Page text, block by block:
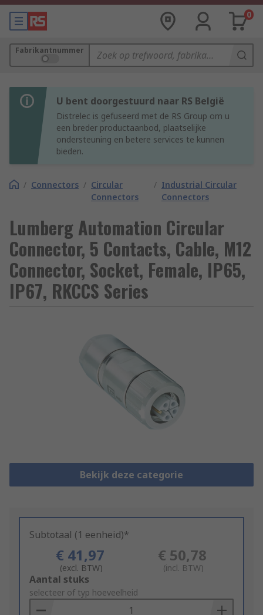
0
Fabrikantnummer
U bent doorgestuurd naar RS België
Distrelec is gefuseerd met de RS Group om u
een breder productaanbod, plaatselijke
ondersteuning en betere services te kunnen
bieden.
/ Connectors / Circular
Connectors
/ Industrial Circular
Connectors
Lumberg Automation Circular
Connector, 5 Contacts, Cable, M12
Connector, Socket, Female, IP65,
IP67, RKCCS Series
Bekijk deze categorie
Subtotaal (1 eenheid)*
€ 41,97
(excl. BTW)
€ 50,78
(incl. BTW)
Add
to
Basket
Aantal stuks
selecteer of typ hoeveelheid